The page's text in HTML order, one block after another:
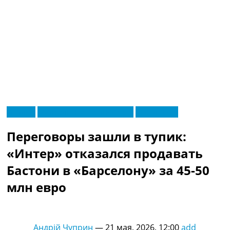
МенюНовости футбола
Видео
Трансферы
Новости футбола Украины
Последние комментарии
Конкурс прогнозов
Переговоры зашли в тупик:
«Интер» отказался продавать
Бастони в «Барселону» за 45-50
млн евро
Андрій Чуприн —21 мая, 2026, 12:00add